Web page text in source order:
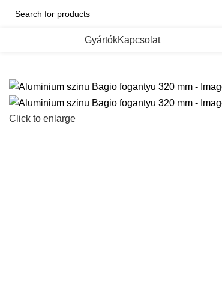
GyártókKapcsolat
Aluminium szinu Bagio fogantyu 320 mm
Click to enlarge